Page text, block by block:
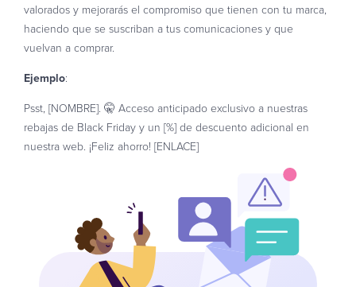
valorados y mejorarás el compromiso que tienen con tu marca,
haciendo que se suscriban a tus comunicaciones y que
vuelvan a comprar.
Ejemplo:
Psst, [NOMBRE]. 🤫 Acceso anticipado exclusivo a nuestras
rebajas de Black Friday y un [%] de descuento adicional en
nuestra web. ¡Feliz ahorro! [ENLACE]